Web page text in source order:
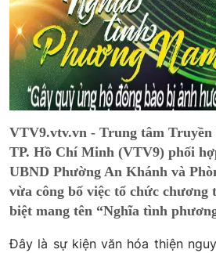
VTV9.vtv.vn - Trung tâm
TP. Hồ Chí Minh (VTV9) phối
UBND Phường An Khánh và
vừa công bố việc tổ chức
biệt mang tên “Nghĩa tình
Đây là sự kiện văn hóa thiện